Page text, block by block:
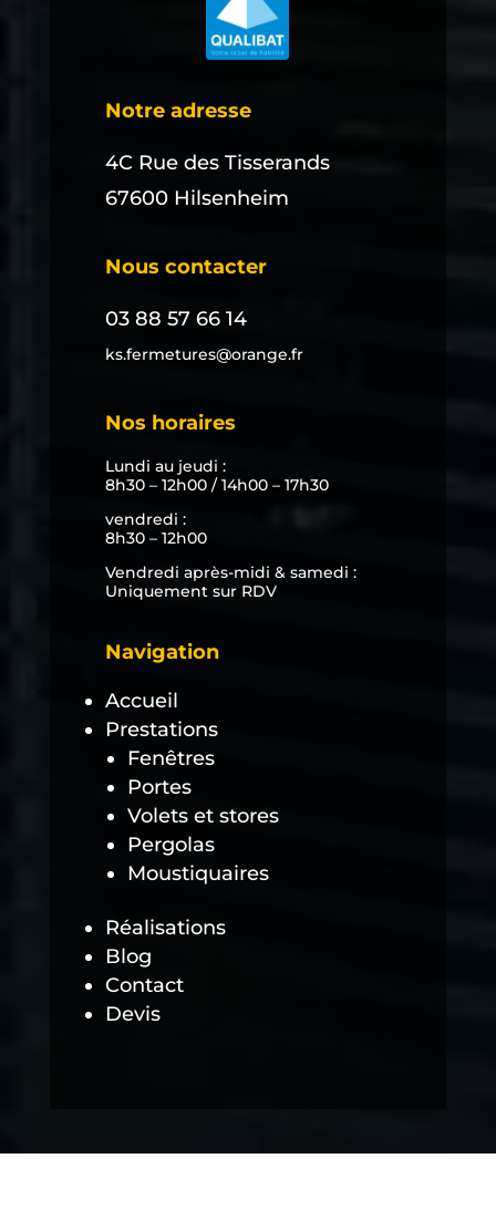
Notre adresse
4C Rue des Tisserands
67600 Hilsenheim
Nous contacter
03 88 57 66 14
ks.fermetures@orange.fr
Nos horaires
Lundi au jeudi :
8h30 – 12h00 / 14h00 – 17h30
vendredi :
8h30 – 12h00
Vendredi après-midi & samedi :
Uniquement sur RDV
Navigation
Accueil
Prestations
Fenêtres
Portes
Volets et stores
Pergolas
Moustiquaires
Réalisations
Blog
Contact
Devis